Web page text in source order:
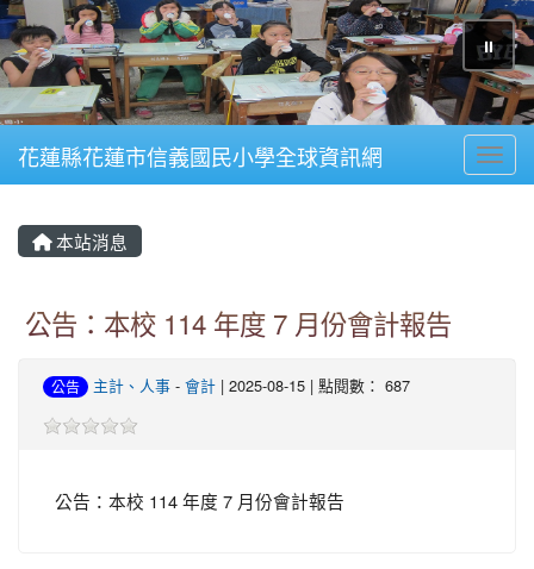
⏸
花蓮縣花蓮市信義國民小學全球資訊網
本站消息
公告：本校 114 年度 7 月份會計報告
公告 主計、人事 - 會計 | 2025-08-15 | 點閱數： 687
公告：本校 114 年度 7 月份會計報告